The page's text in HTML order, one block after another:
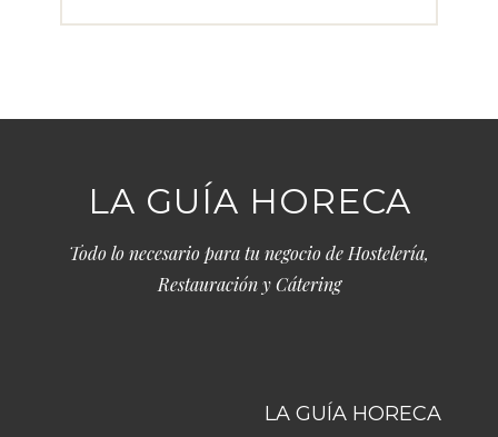
LA GUÍA HORECA
Todo lo necesario para tu negocio de Hostelería,
Restauración y Cátering
LA GUÍA HORECA